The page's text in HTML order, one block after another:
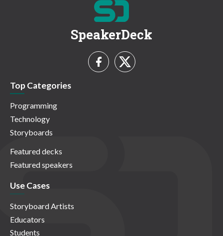
SpeakerDeck
Top Categories
Programming
Technology
Storyboards
Featured decks
Featured speakers
Use Cases
Storyboard Artists
Educators
Students